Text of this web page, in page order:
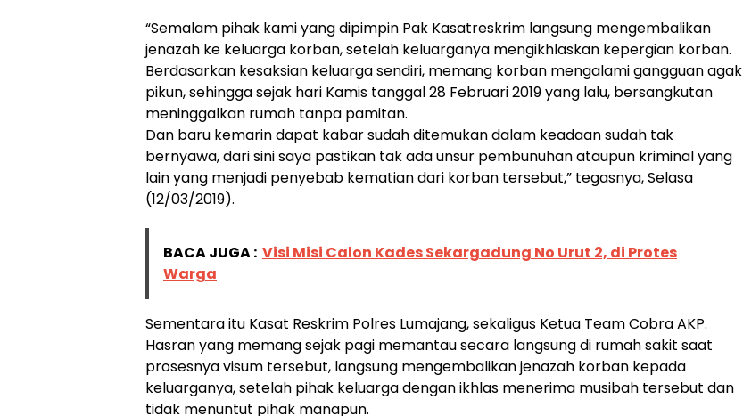
“Semalam pihak kami yang dipimpin Pak Kasatreskrim langsung mengembalikan
jenazah ke keluarga korban, setelah keluarganya mengikhlaskan kepergian korban.
Berdasarkan kesaksian keluarga sendiri, memang korban mengalami gangguan agak
pikun, sehingga sejak hari Kamis tanggal 28 Februari 2019 yang lalu, bersangkutan
meninggalkan rumah tanpa pamitan.
Dan baru kemarin dapat kabar sudah ditemukan dalam keadaan sudah tak
bernyawa, dari sini saya pastikan tak ada unsur pembunuhan ataupun kriminal yang
lain yang menjadi penyebab kematian dari korban tersebut,” tegasnya, Selasa
(12/03/2019).
BACA JUGA : Visi Misi Calon Kades Sekargadung No Urut 2, di Protes
Warga
Sementara itu Kasat Reskrim Polres Lumajang, sekaligus Ketua Team Cobra AKP.
Hasran yang memang sejak pagi memantau secara langsung di rumah sakit saat
prosesnya visum tersebut, langsung mengembalikan jenazah korban kepada
keluarganya, setelah pihak keluarga dengan ikhlas menerima musibah tersebut dan
tidak menuntut pihak manapun.